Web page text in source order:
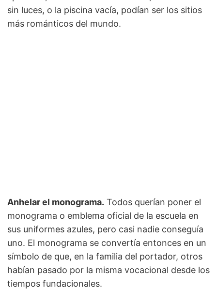
sin luces, o la piscina vacía, podían ser los sitios
más románticos del mundo.
Anhelar el monograma. Todos querían poner el
monograma o emblema oficial de la escuela en
sus uniformes azules, pero casi nadie conseguía
uno. El monograma se convertía entonces en un
símbolo de que, en la familia del portador, otros
habían pasado por la misma vocacional desde los
tiempos fundacionales.